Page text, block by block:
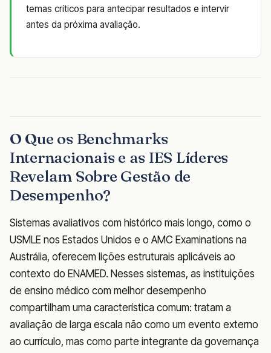
temas críticos para antecipar resultados e intervir
antes da próxima avaliação.
O Que os Benchmarks
Internacionais e as IES Líderes
Revelam Sobre Gestão de
Desempenho?
Sistemas avaliativos com histórico mais longo, como o
USMLE nos Estados Unidos e o AMC Examinations na
Austrália, oferecem lições estruturais aplicáveis ao
contexto do ENAMED. Nesses sistemas, as instituições
de ensino médico com melhor desempenho
compartilham uma característica comum: tratam a
avaliação de larga escala não como um evento externo
ao currículo, mas como parte integrante da governança